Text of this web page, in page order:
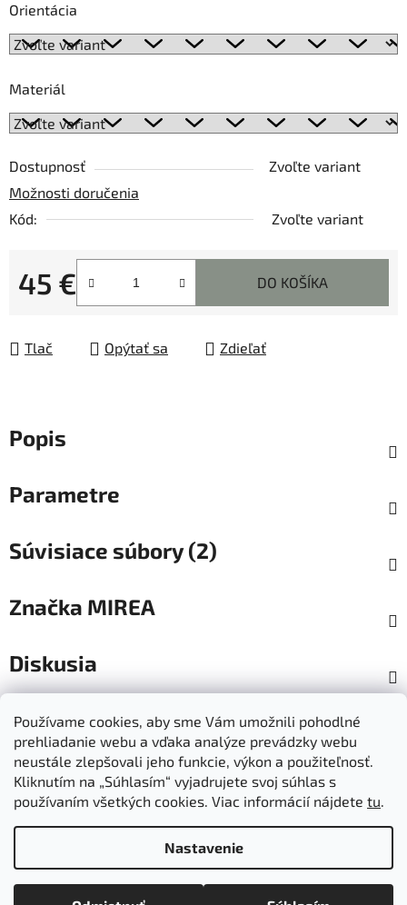
Používame cookies, aby sme Vám umožnili pohodlné
prehliadanie webu a vďaka analýze prevádzky webu
neustále zlepšovali jeho funkcie, výkon a použiteľnosť.
Kliknutím na „Súhlasím“ vyjadrujete svoj súhlas s
používaním všetkých cookies. Viac informácií nájdete tu.
Nastavenie
Orientácia
Materiál
Dostupnosť
Zvoľte variant
Možnosti doručenia
Kód:
Zvoľte variant
45 €
Jednotková cena:
DO KOŠÍKA
Tlač Opýtať sa Zdieľať
Popis
Parametre
Súvisiace súbory (2)
Značka MIREA
Diskusia
Dokumenty na stiahnutie Moja objednávka
Obchodné podmienky Ochrana osobných údajov
Kontakty Informácie o cookies
Ošetrovanie a údržba výrobkov Ako nakupovať
Vytvoril Shoptet